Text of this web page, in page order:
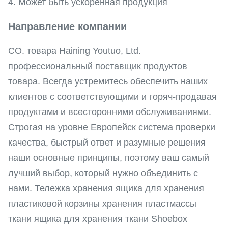
4. Может быть ускоренная продукция
Направление компании
CO. товара Haining Youtuo, Ltd.
профессиональный поставщик продуктов
товара. Всегда устремитесь обеспечить наших
клиентов с соответствующими и горяч-продавая
продуктами и всесторонними обслуживаниями.
Строгая на уровне Европейск система проверки
качества, быстрый ответ и разумные решения
наши основные принципы, поэтому ваш самый
лучший выбор, который нужно объединить с
нами. Тележка хранения ящика для хранения
пластиковой корзины хранения пластмассы
ткани ящика для хранения ткани Shoebox